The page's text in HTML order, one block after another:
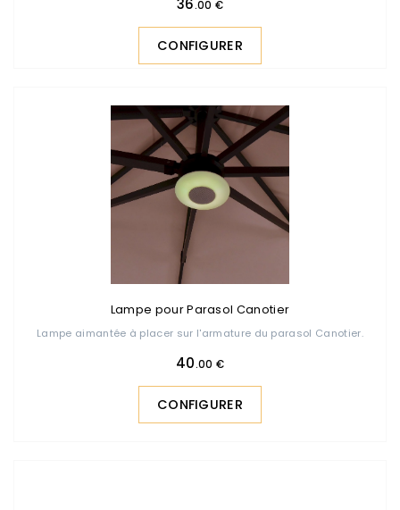
36.00 €
CONFIGURER
Lampe pour Parasol Canotier
Lampe aimantée à placer sur l'armature du parasol Canotier.
40.00 €
CONFIGURER